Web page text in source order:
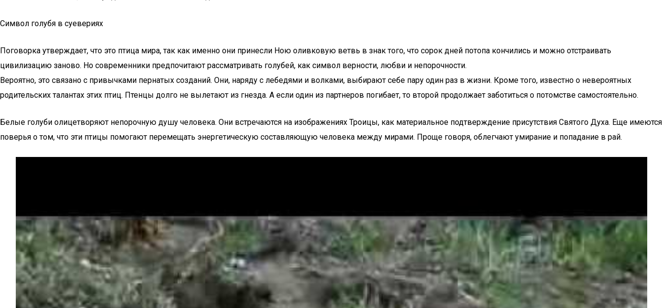
Символ голубя в суевериях
Поговорка утверждает, что это птица мира, так как именно они принесли Ною оливковую ветвь в знак того, что сорок дней потопа кончились и можно отстраивать
цивилизацию заново. Но современники предпочитают рассматривать голубей, как символ верности, любви и непорочности.
Вероятно, это связано с привычками пернатых созданий. Они, наряду с лебедями и волками, выбирают себе пару один раз в жизни. Кроме того, известно о невероятных
родительских талантах этих птиц. Птенцы долго не вылетают из гнезда. А если один из партнеров погибает, то второй продолжает заботиться о потомстве самостоятельно.
Белые голуби олицетворяют непорочную душу человека. Они встречаются на изображениях Троицы, как материальное подтверждение присутствия Святого Духа. Еще имеются
поверья о том, что эти птицы помогают перемещать энергетическую составляющую человека между мирами. Проще говоря, облегчают умирание и попадание в рай.